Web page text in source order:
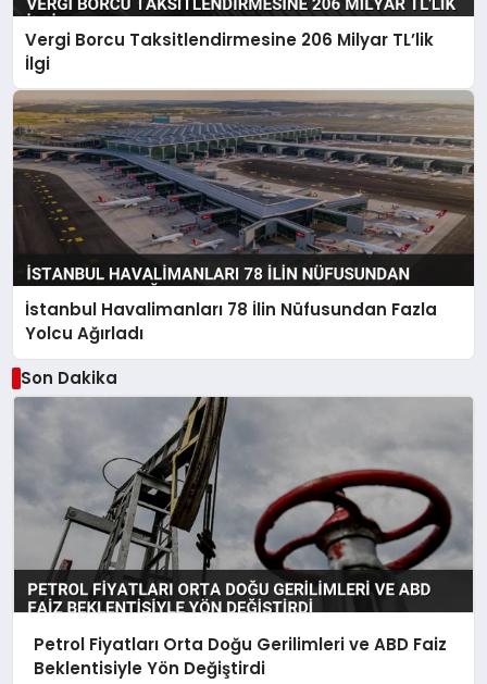
Vergi Borcu Taksitlendirmesine 206 Milyar TL’lik
İlgi
İstanbul Havalimanları 78 İlin Nüfusundan Fazla
Yolcu Ağırladı
Son Dakika
Petrol Fiyatları Orta Doğu Gerilimleri ve ABD Faiz
Beklentisiyle Yön Değiştirdi